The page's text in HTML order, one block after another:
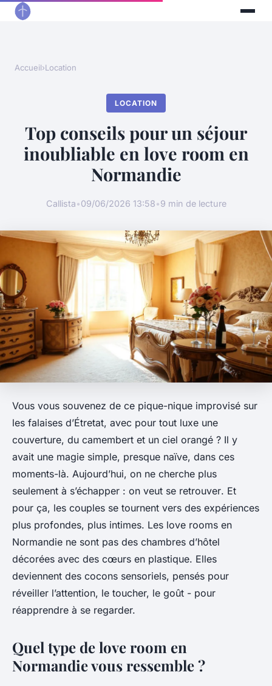
Accueil›Location
LOCATION
Top conseils pour un séjour
inoubliable en love room en
Normandie
Callista•09/06/2026 13:58•9 min de lecture
Vous vous souvenez de ce pique-nique improvisé sur
les falaises d’Étretat, avec pour tout luxe une
couverture, du camembert et un ciel orangé ? Il y
avait une magie simple, presque naïve, dans ces
moments-là. Aujourd’hui, on ne cherche plus
seulement à s’échapper : on veut se retrouver. Et
pour ça, les couples se tournent vers des expériences
plus profondes, plus intimes. Les love rooms en
Normandie ne sont pas des chambres d’hôtel
décorées avec des cœurs en plastique. Elles
deviennent des cocons sensoriels, pensés pour
réveiller l’attention, le toucher, le goût - pour
réapprendre à se regarder.
Quel type de love room en
Normandie vous ressemble ?